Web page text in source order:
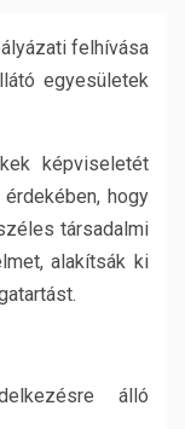
felhívása
egyesületek
képviseletét
hogy
társadalmi
alakítsák ki
álló